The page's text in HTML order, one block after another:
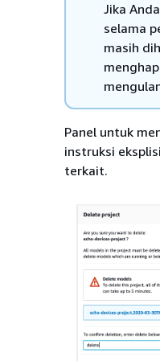
Jika Anda
selama
masih
Panel untuk
instruksi
terkait.